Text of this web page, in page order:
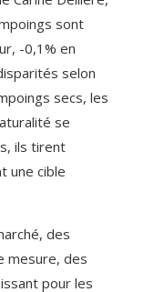
sont
-0,1% en
selon
secs, les
se
ils tirent
une cible
des
mesure, des
pour les